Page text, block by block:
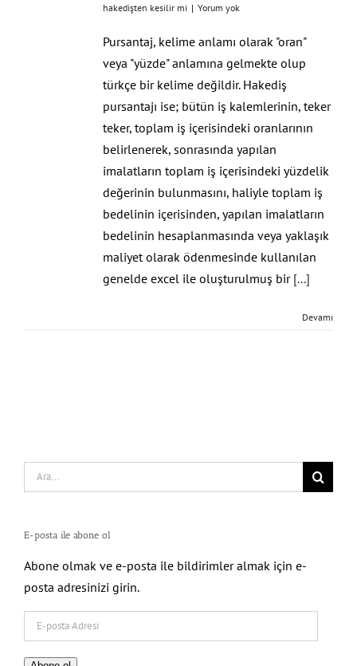
hakedişten kesilir mi | Yorum yok
Pursantaj, kelime anlamı olarak "oran"
veya "yüzde" anlamına gelmekte olup
türkçe bir kelime değildir. Hakediş
pursantajı ise; bütün iş kalemlerinin, teker
teker, toplam iş içerisindeki oranlarının
belirlenerek, sonrasında yapılan
imalatların toplam iş içerisindeki yüzdelik
değerinin bulunmasını, haliyle toplam iş
bedelinin içerisinden, yapılan imalatların
bedelinin hesaplanmasında veya yaklaşık
maliyet olarak ödenmesinde kullanılan
genelde excel ile oluşturulmuş bir [...]
Devamı
Search
for:
E-posta ile abone ol
Abone olmak ve e-posta ile bildirimler almak için e-
posta adresinizi girin.
posta